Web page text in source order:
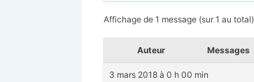
Affichage de 1 message (sur 1 au total)
Auteur Messages
3 mars 2018 à 0 h 00 min